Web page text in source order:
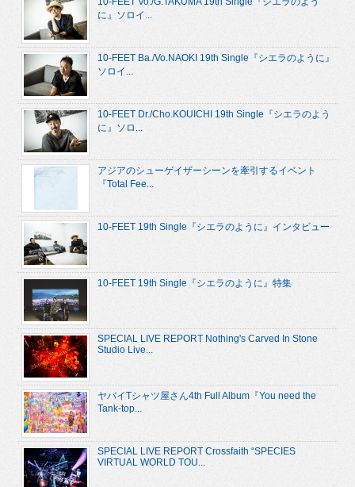
に』ソロイ...
10-FEET Ba./Vo.NAOKI 19th Single『シエラのように』
ソロイ...
10-FEET Dr./Cho.KOUICHI 19th Single『シエラのよう
に』ソロ...
アジアのシューゲイザーシーンを牽引するイベント
『Total Fee...
10-FEET 19th Single『シエラのように』インタビュー
10-FEET 19th Single『シエラのように』特集
SPECIAL LIVE REPORT Nothing's Carved In Stone
Studio Live...
ヤバイTシャツ屋さん4th Full Album『You need the
Tank-top...
SPECIAL LIVE REPORT Crossfaith “SPECIES
VIRTUAL WORLD TOU...